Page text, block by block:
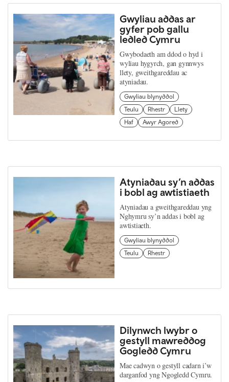
Gwyliau addas ar
gyfer pob gallu
ledled Cymru
Gwybodaeth am ddod o hyd i
wyliau hygyrch, gan gynnwys
llety, gweithgareddau ac
atyniadau.
Gwyliau blynyddol
Teulu
Rhestr
Llety
Haf
Awyr Agored
Atyniadau sy’n addas
i bobl ag awtistiaeth
Atyniadau a gweithgareddau yng
Nghymru sy’n addas i bobl ag
awtistiaeth.
Gwyliau blynyddol
Teulu
Rhestr
Dilynwch lwybr o
gestyll mawreddog
Gogledd Cymru
Mae cadwyn o gestyll cadarn i’w
darganfod yng Ngogledd Cymru.